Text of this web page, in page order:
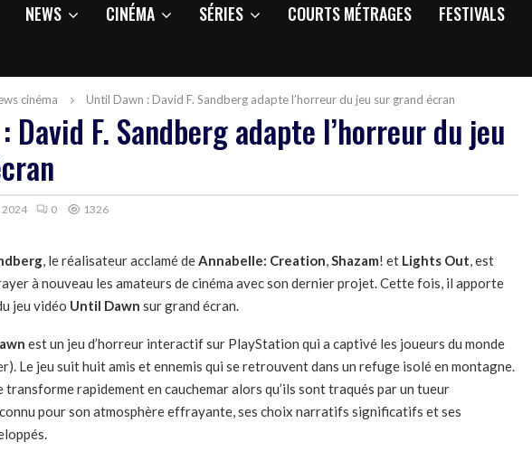
NEWS CINÉMA SÉRIES COURTS MÉTRAGES FESTIVALS
cinéma Until Dawn : David F. Sandberg adapte l’horreur du jeu sur grand écran
David F. Sandberg adapte l’horreur du jeu
2024 0 1326
, le réalisateur acclamé deAnnabelle: Creation,Shazam! et Lights Out, est
à nouveau les amateurs de cinéma avec son dernier projet. Cette fois, il apporte
jeu vidéo Until Dawn sur grand écran.
est un jeu d’horreur interactif sur PlayStation qui a captivé les joueurs du monde
Le jeu suit huit amis et ennemis qui se retrouvent dans un refuge isolé en montagne.
transforme rapidement en cauchemar alors qu’ils sont traqués par un tueur
pour son atmosphère effrayante, ses choix narratifs significatifs et ses